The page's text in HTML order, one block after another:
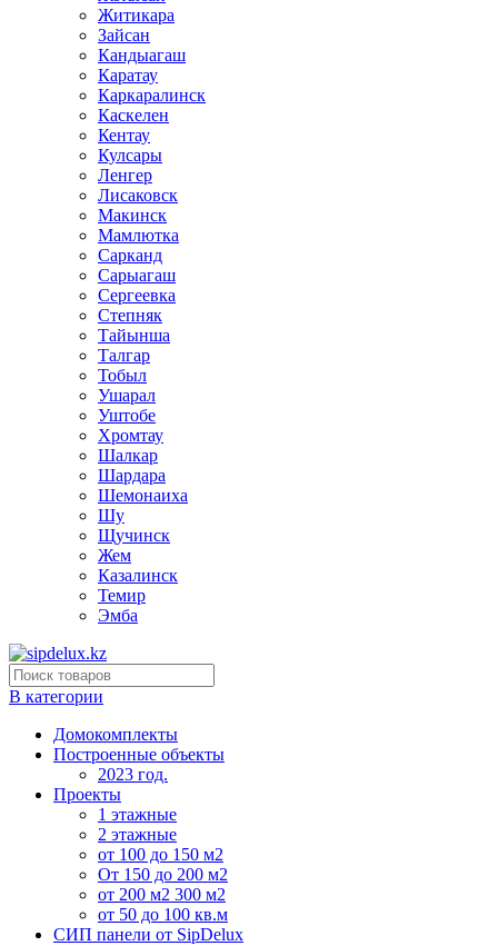
Житикара
Зайсан
Кандыагаш
Каратау
Каркаралинск
Каскелен
Кентау
Кулсары
Ленгер
Лисаковск
Макинск
Мамлютка
Сарканд
Сарыагаш
Сергеевка
Степняк
Тайынша
Талгар
Тобыл
Ушарал
Уштобе
Хромтау
Шалкар
Шардара
Шемонаиха
Шу
Щучинск
Жем
Казалинск
Темир
Эмба
В категории
Домокомплекты
Построенные объекты
2023 год.
Проекты
1 этажные
2 этажные
от 100 до 150 м2
От 150 до 200 м2
от 200 м2 300 м2
от 50 до 100 кв.м
СИП панели от SipDelux